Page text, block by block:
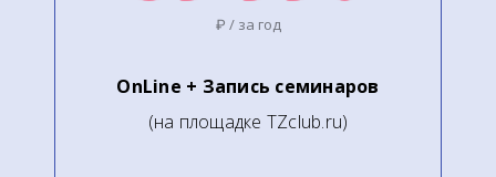
₽ / за год
OnLine + Запись семинаров
(на площадке TZclub.ru)